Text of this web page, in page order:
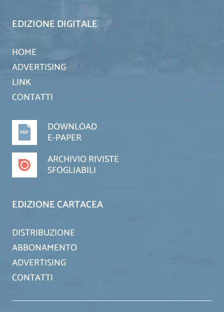
EDIZIONE DIGITALE
HOME
ADVERTISING
LINK
CONTATTI
DOWNLOAD
E-PAPER
ARCHIVIO RIVISTE
SFOGLIABILI
EDIZIONE CARTACEA
DISTRIBUZIONE
ABBONAMENTO
ADVERTISING
CONTATTI